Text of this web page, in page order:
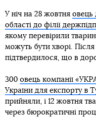
У ніч на 28 жовтня овець
області до філії
якому перевірили
можуть бути хворі.
підтвердилося, що в
300 овець компанії
України для експорту в
прийняли, і 12 жовтня
через бюрократичні